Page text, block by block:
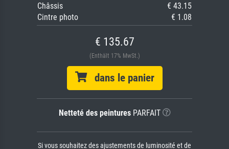
Châssis
€ 43.15
Cintre photo
€ 1.08
€ 135.67
(Enthält 17% MwSt.)
dans le panier
Netteté des peinturesPARFAIT
Si vous souhaitez des ajustements de luminosité et de